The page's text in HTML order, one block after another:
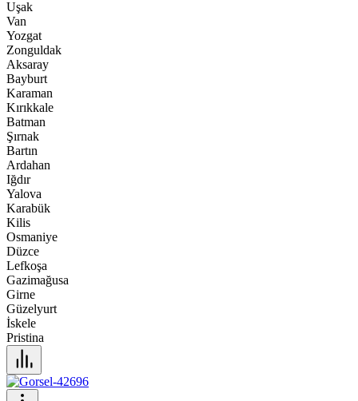
Uşak
Van
Yozgat
Zonguldak
Aksaray
Bayburt
Karaman
Kırıkkale
Batman
Şırnak
Bartın
Ardahan
Iğdır
Yalova
Karabük
Kilis
Osmaniye
Düzce
Lefkoşa
Gazimağusa
Girne
Güzelyurt
İskele
Pristina